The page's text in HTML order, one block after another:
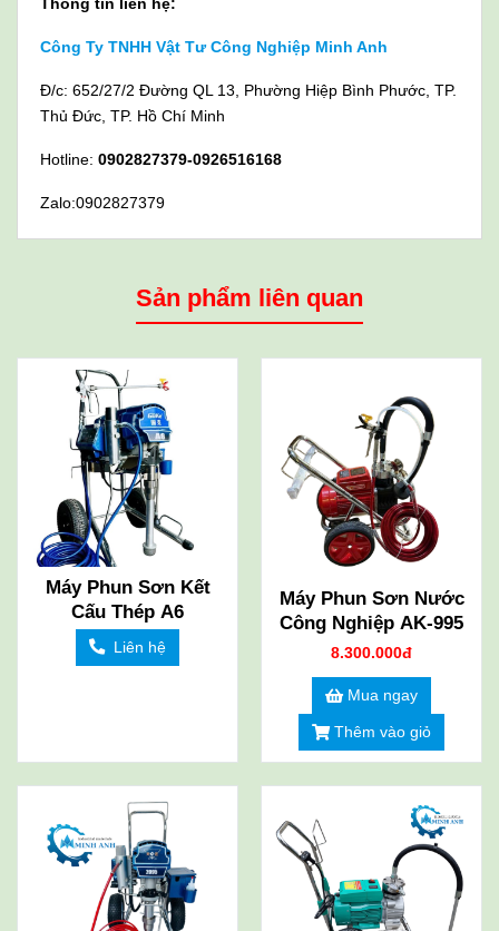
Thông tin liên hệ:
Công Ty TNHH Vật Tư Công Nghiệp Minh Anh
Đ/c: 652/27/2 Đường QL 13, Phường Hiệp Bình Phước, TP.
Thủ Đức, TP. Hồ Chí Minh
Hotline: 0902827379-0926516168
Zalo:0902827379
Sản phẩm liên quan
Máy Phun Sơn Kết
Cấu Thép A6
Liên hệ
Máy Phun Sơn Nước
Công Nghiệp AK-995
8.300.000đ
Mua ngay
Thêm vào giỏ